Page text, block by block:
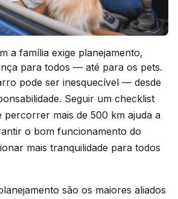
a família exige planejamento,
para todos — até para os pets.
pode ser inesquecível — desde
Seguir um checklist
percorrer mais de 500 km ajuda a
o bom funcionamento do
mais tranquilidade para todos
são os maiores aliados